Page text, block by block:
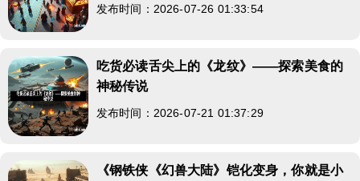
发布时间：2026-07-26 01:33:54
吃货必读舌尖上的《龙纹》——探索美食的
神秘传说
发布时间：2026-07-21 01:37:29
《钢铁侠《幻兽大陆》铠化变身，你就是小